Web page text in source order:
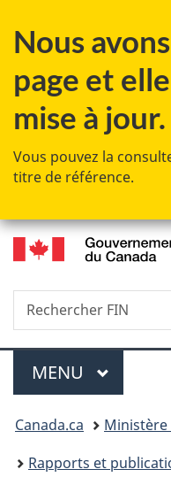
Nous
page et
mise à jour.
Vous pouvez la
titre de référence.
Recherche
Rechercher
FIN
Menu
MENU PRINCIPAL
Vous
êtes
Canada.ca
Ministère
Rapports et